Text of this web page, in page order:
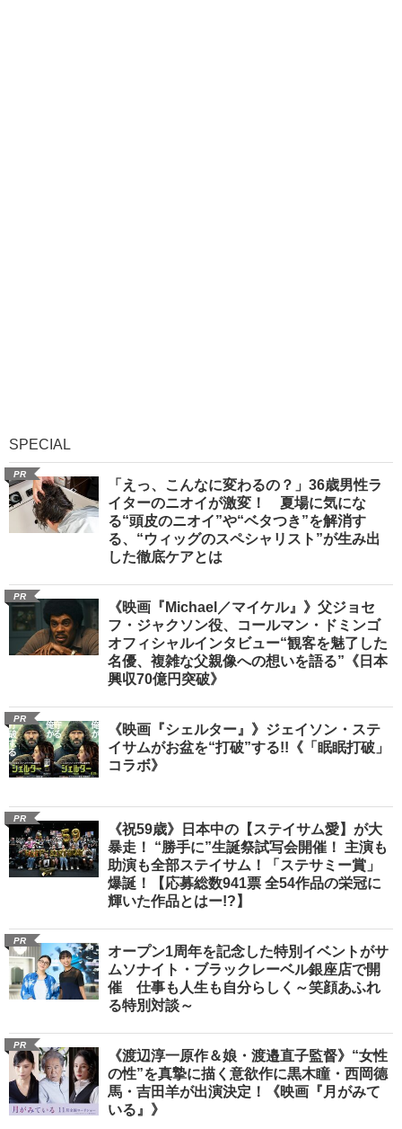
SPECIAL
PR
「えっ、こんなに変わるの？」36歳男性ラ
イターのニオイが激変！ 夏場に気にな
る“頭皮のニオイ”や“ベタつき”を解消す
る、“ウィッグのスペシャリスト”が生み出
した徹底ケアとは
PR
《映画『Michael／マイケル』》父ジョセ
フ・ジャクソン役、コールマン・ドミンゴ
オフィシャルインタビュー“観客を魅了した
名優、複雑な父親像への想いを語る”《日本
興収70億円突破》
PR
《映画『シェルター』》ジェイソン・ステ
イサムがお盆を“打破”する!!《「眠眠打破」
コラボ》
PR
《祝59歳》日本中の【ステイサム愛】が大
暴走！ “勝手に”生誕祭試写会開催！ 主演も
助演も全部ステイサム！「ステサミー賞」
爆誕！【応募総数941票 全54作品の栄冠に
輝いた作品とはー!?】
PR
オープン1周年を記念した特別イベントがサ
ムソナイト・ブラックレーベル銀座店で開
催 仕事も人生も自分らしく～笑顔あふれ
る特別対談～
PR
《渡辺淳一原作＆娘・渡邉直子監督》“女性
の性”を真摯に描く意欲作に黒木瞳・西岡德
馬・吉田羊が出演決定！《映画『月がみて
いる』》